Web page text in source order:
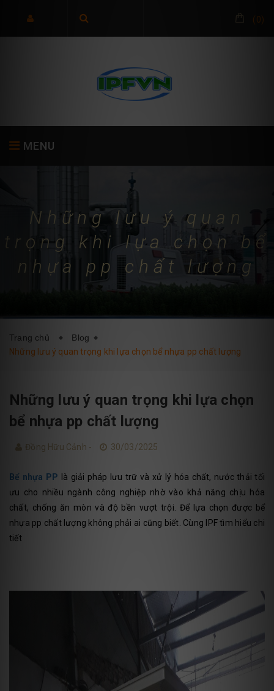
(0)
MENU
GIỚI THIỆU
BLOG LIÊN HỆ
Những lưu ý quan
trọng khi lựa chọn bể
nhựa pp chất lượng
Trang chủ
Blog
Những lưu ý quan trọng khi lựa chọn bể nhựa pp chất lượng
Những lưu ý quan trọng khi lựa chọn
bể nhựa pp chất lượng
Đồng Hữu Cảnh - 30/03/2025
Bể nhựa PP là giải pháp lưu trữ và xử lý hóa chất, nước thải tối
ưu cho nhiều ngành công nghiệp nhờ vào khả năng chịu hóa
chất, chống ăn mòn và độ bền vượt trội. Để lựa chọn được bể
nhựa pp chất lượng không phải ai cũng biết. Cùng IPF tìm hiểu chi
tiết